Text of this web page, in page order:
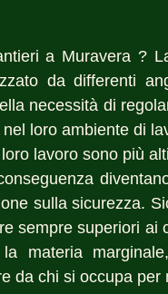
a Muravera ?
da differenti
necessità di
loro ambiente di
lavoro sono più
sulla sicurezza.
sempre superiori ai
materia
da chi si occupa